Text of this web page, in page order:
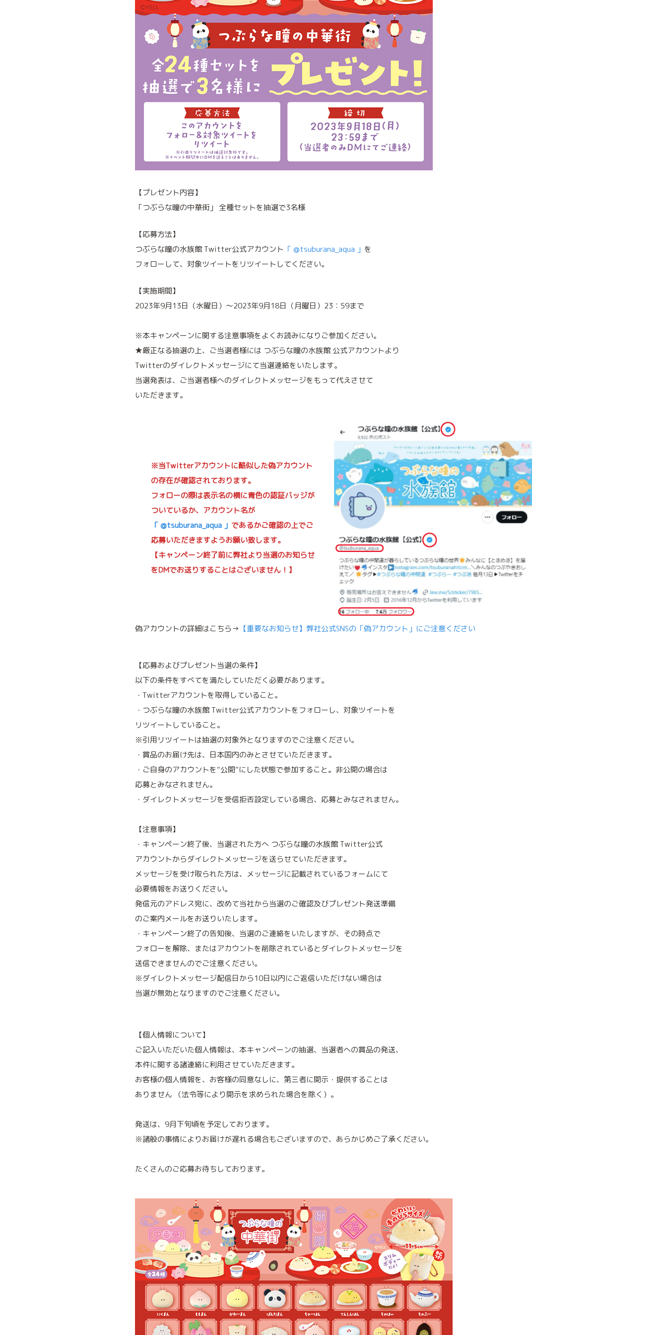
【プレゼント内容】
「つぶらな瞳の中華街」 全種セットを抽選で3名様
【応募方法】
つぶらな瞳の水族館 Twitter公式アカウント 「 @tsuburana_aqua 」 を
フォローして、対象ツイートをリツイートしてください。
【実施期間】
2023年9月13日（水曜日）～2023年9月18日（月曜日）23：59まで
※本キャンペーンに関する注意事項をよくお読みになりご参加ください。
★厳正なる抽選の上、ご当選者様には つぶらな瞳の水族館 公式アカウントより
Twitterのダイレクトメッセージにて当選連絡をいたします。
当選発表は、ご当選者様へのダイレクトメッセージをもって代えさせて
いただきます。
※当Twitterアカウントに酷似した偽アカウント
の存在が確認されております。
フォローの際は表示名の横に青色の認証バッジが
ついているか、アカウント名が
「 @tsuburana_aqua 」 であるかご確認の上でご
応募いただきますようお願い致します。
【キャンペーン終了前に弊社より当選のお知らせ
をDMでお送りすることはございません！】
偽アカウントの詳細はこちら→ 【重要なお知らせ】弊社公式SNSの「偽アカウント」にご注意ください
【応募およびプレゼント当選の条件】
以下の条件をすべてを満たしていただく必要があります。
・Twitterアカウントを取得していること。
・つぶらな瞳の水族館 Twitter公式アカウントをフォローし、対象ツイートを
リツイートしていること。
※引用リツイートは抽選の対象外となりますのでご注意ください。
・賞品のお届け先は、日本国内のみとさせていただきます。
・ご自身のアカウントを“公開”にした状態で参加すること。非公開の場合は
応募とみなされません。
・ダイレクトメッセージを受信拒否設定している場合、応募とみなされません。
【注意事項】
・キャンペーン終了後、当選された方へ つぶらな瞳の水族館 Twitter公式
アカウントからダイレクトメッセージを送らせていただきます。
メッセージを受け取られた方は、メッセージに記載されているフォームにて
必要情報をお送りください。
発信元のアドレス宛に、改めて当社から当選のご確認及びプレゼント発送準備
のご案内メールをお送りいたします。
・キャンペーン終了の告知後、当選のご連絡をいたしますが、その時点で
フォローを解除、またはアカウントを削除されているとダイレクトメッセージを
送信できませんのでご注意ください。
※ダイレクトメッセージ配信日から10日以内にご返信いただけない場合は
当選が無効となりますのでご注意ください。
【個人情報について】
ご記入いただいた個人情報は、本キャンペーンの抽選、当選者への賞品の発送、
本件に関する諸連絡に利用させていただきます。
お客様の個人情報を、お客様の同意なしに、第三者に開示・提供することは
ありません （法令等により開示を求められた場合を除く）。
発送は、9月下旬頃を予定しております。
※諸般の事情によりお届けが遅れる場合もございますので、あらかじめご了承ください。
たくさんのご応募お待ちしております。